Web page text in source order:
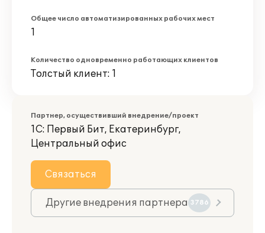
Общее число автоматизированных рабочих мест
1
Количество одновременно работающих клиентов
Толстый клиент: 1
Партнер, осуществивший внедрение/проект
1С: Первый Бит, Екатеринбург,
Центральный офис
Связаться
Другие внедрения партнера 3786